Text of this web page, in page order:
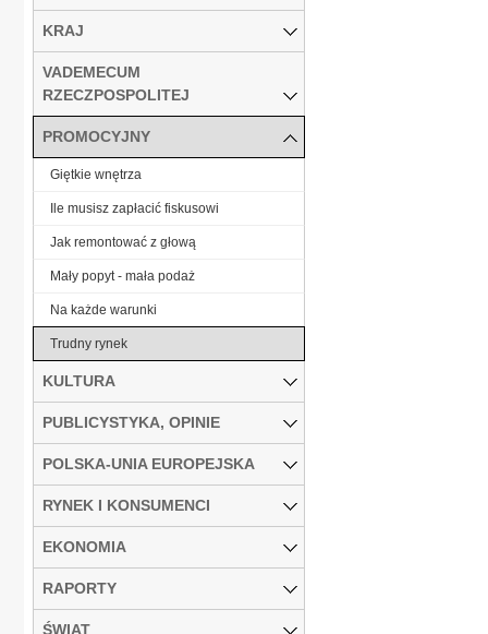
KRAJ
VADEMECUM
RZECZPOSPOLITEJ
PROMOCYJNY
Giętkie wnętrza
Ile musisz zapłacić fiskusowi
Jak remontować z głową
Mały popyt - mała podaż
Na każde warunki
Trudny rynek
KULTURA
PUBLICYSTYKA, OPINIE
POLSKA-UNIA EUROPEJSKA
RYNEK I KONSUMENCI
EKONOMIA
RAPORTY
ŚWIAT